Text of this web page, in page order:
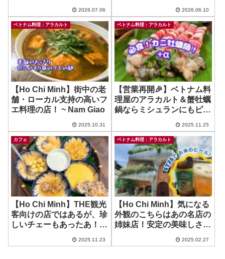
2026.07.06
店！ ~ Com Que Duong
Bau
2026.06.10
ベトナム料理：アラカルト
【Ho Chi Minh】街中の老
舗・ローカル支持の高いフ
エ料理の店！ ~ Nam Giao
2025.10.31
ベトナム料理：アラカルト
【営業再開🎉】ベトナム料
理屋のアラカルト＆蟹牡蠣
鍋ならミシュランにもピッ
し！ ~ Nha Tu
2025.11.25
カフェ
【Ho Chi Minh】THE観光
客向けの店ではあるが、珍
しいチェーもあったあ！ ~
2025.11.23
ベトナム料理：アラカルト
【Ho Chi Minh】気になる
外観のこちらはあの名店の
姉妹店！安定の美味しさ＋
2025.02.27